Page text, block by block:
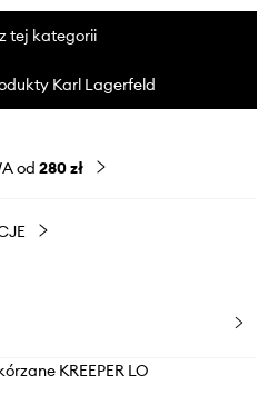
tej kategorii
Karl Lagerfeld
od 280 zł
KREEPER LO